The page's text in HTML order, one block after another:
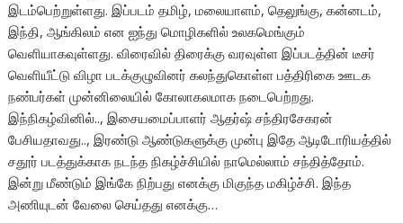
இடம்பெற்றுள்ளது. இப்படம் தமிழ், மலையாளம், தெலுங்கு, கன்னடம்,
இந்தி, ஆங்கிலம் என ஐந்து மொழிகளில் உலகமெங்கும்
வெளியாகவுள்ளது. விரைவில் திரைக்கு வரவுள்ள இப்படத்தின் டீசர்
வெளியீட்டு விழா படக்குழுவினர் கலந்துகொள்ள பத்திரிகை ஊடக
நண்பர்கள் முன்னிலையில் கோலாகலமாக நடைபெற்றது.
இந்நிகழ்வினில்.., இசையமைப்பாளர் ஆதர்ஷ் சந்திரசேகரன்
பேசியதாவது.., இரண்டு ஆண்டுகளுக்கு முன்பு இதே ஆடிடோரியத்தில்
சதூர் படத்துக்காக நடந்த நிகழ்ச்சியில் நாமெல்லாம் சந்தித்தோம்.
இன்று மீண்டும் இங்கே நிற்பது எனக்கு மிகுந்த மகிழ்ச்சி. இந்த
அணியுடன் வேலை செய்தது எனக்கு…